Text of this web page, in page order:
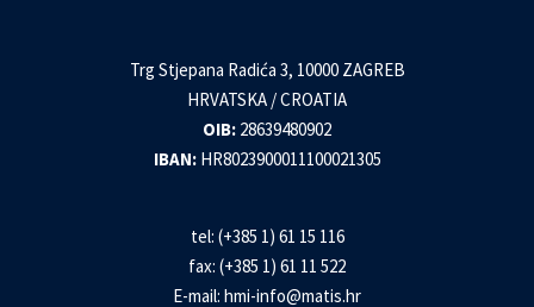
Trg Stjepana Radića 3, 10000 ZAGREB
HRVATSKA / CROATIA
OIB: 28639480902
IBAN: HR8023900011100021305
tel: (+385 1) 61 15 116
fax: (+385 1) 61 11 522
E-mail: hmi-info@matis.hr